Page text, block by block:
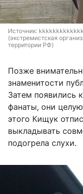
Источник:
(экстремистская
территории РФ)
Позже
знаменитости
Затем появились
фанаты, они
этого Кищук
выкладывать
подогрела слухи.